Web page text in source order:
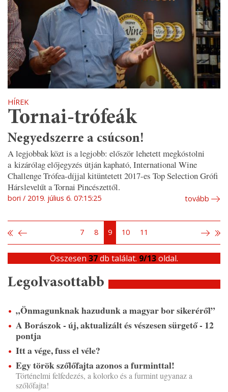
HÍREK
Tornai-trófeák
Negyedszerre a csúcson!
A legjobbak közt is a legjobb: először lehetett megkóstolni
a kizárólag előjegyzés útján kapható, International Wine
Challenge Trófea-díjjal kitüntetett 2017-es Top Selection Grófi
Hárslevelűt a Tornai Pincészettől.
bori 2019. július 6. 07:15:25 tovább
7 8 9 10 11
Összesen 37db találat. 9/13oldal.
Legolvasottabb
„Önmagunknak hazudunk a magyar bor sikeréről”
A Borászok - új, aktualizált és vészesen sürgető - 12
pontja
Itt a vége, fuss el véle?
Egy török szőlőfajta azonos a furminttal!
Történelmi felfedezés, a kolorko és a furmint ugyanaz a
szőlőfajta!